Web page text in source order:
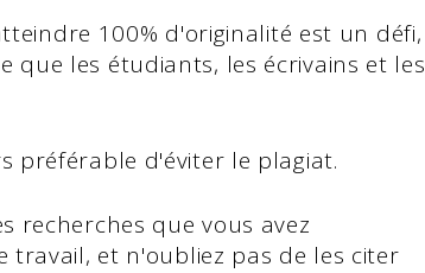
100% d'originalité est un défi,
que les étudiants, les écrivains et les
préférable d'éviter le plagiat.
recherches que vous avez
et n'oubliez pas de les citer